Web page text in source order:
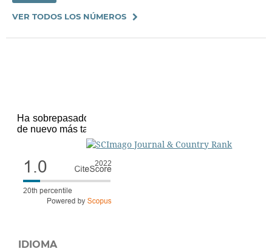
VER TODOS LOS NÚMEROS
IDIOMA